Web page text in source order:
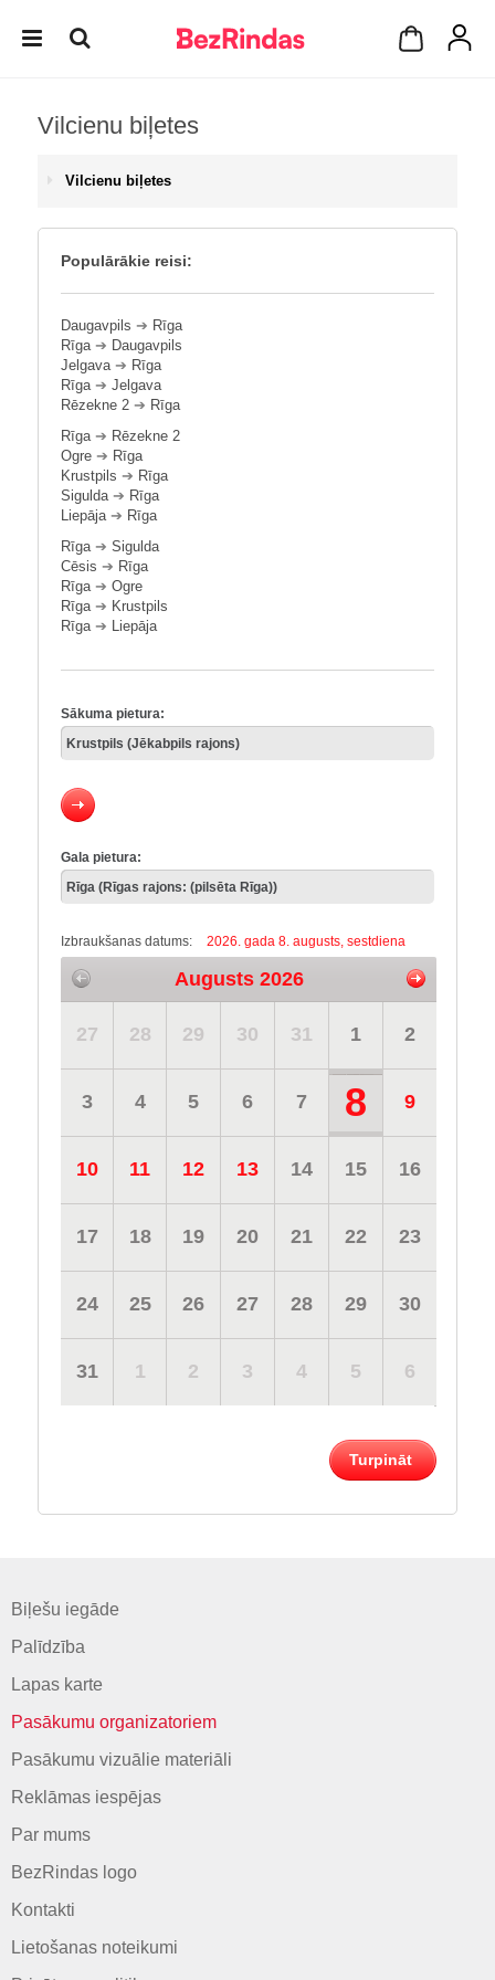
Vilcienu biļetes
Vilcienu biļetes
Populārākie reisi:
Daugavpils ➔ Rīga
Rīga➔ Daugavpils
Jelgava➔ Rīga
Rīga➔ Jelgava
Rēzekne 2 ➔ Rīga
Rīga➔ Rēzekne 2
Ogre ➔ Rīga
Krustpils ➔ Rīga
Sigulda➔ Rīga
Liepāja➔ Rīga
Rīga➔ Sigulda
Cēsis ➔ Rīga
Rīga➔ Ogre
Rīga➔ Krustpils
Rīga➔ Liepāja
Sākuma pietura:
Gala pietura:
Izbraukšanas datums: 2026. gada 8. augusts, sestdiena
Augusts 2026
27 28 29 30 31 1 2
3 4 5 6 7 8 9
10 11 12 13 14 15 16
17 18 19 20 21 22 23
24 25 26 27 28 29 30
31 1 2 3 4 5 6
Turpināt
Biļešu iegāde
Palīdzība
Lapas karte
Pasākumu organizatoriem
Pasākumu vizuālie materiāli
Reklāmas iespējas
Par mums
BezRindas logo
Kontakti
Lietošanas noteikumi